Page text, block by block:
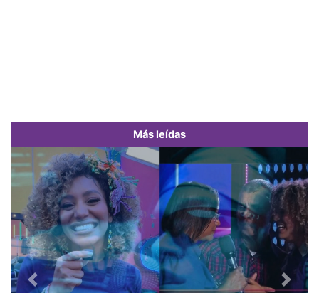
Más leídas
Previous Next